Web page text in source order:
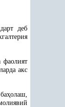
деб
фаолият
акс
ҳолаш,